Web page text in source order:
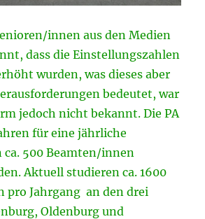
innen aus den Medien
dass die Einstellungszahlen
wurden, was dieses aber
bedeutet, war
jedoch nicht bekannt. Die PA
für eine jährliche
ca. 500 Beamten/innen
Aktuell studieren ca. 1600
pro Jahrgang an den drei
Oldenburg und